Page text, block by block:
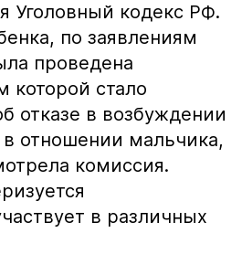
Уголовный кодекс РФ.
по заявлениям
проведена
которой стало
отказе в возбуждении
в отношении мальчика,
комиссия.
в различных